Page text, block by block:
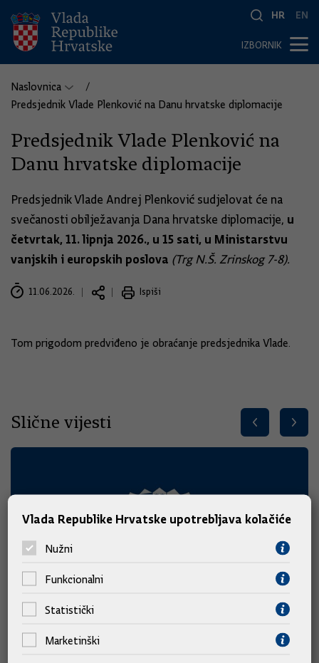
HR EN
IZBORNIK
Naslovnica
Predsjednik Vlade Plenković na Danu hrvatske diplomacije
Predsjednik Vlade Plenković na
Danu hrvatske diplomacije
Predsjednik Vlade Andrej Plenković sudjelovat će na
svečanosti obilježavanja Dana hrvatske diplomacije, u
četvrtak, 11. lipnja 2026., u 15 sati, u Ministarstvu
vanjskih i europskih poslova (Trg N.Š. Zrinskog 7-8).
11.06.2026. Ispiši
Tom prigodom predviđeno je obraćanje predsjednika Vlade.
Slične vijesti
Vlada Republike Hrvatske upotrebljava kolačiće
Nužni
Funkcionalni
Statistički
Marketinški